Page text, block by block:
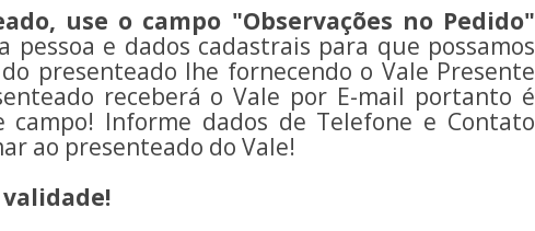
use o campo "Observações no Pedido"
pessoa e dados cadastrais para que possamos
presenteado lhe fornecendo o Vale Presente
receberá o Vale por E-mail portanto é
Informe dados de Telefone e Contato
ao presenteado do Vale!